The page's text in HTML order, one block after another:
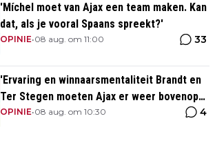
'Míchel moet van Ajax een team maken. Kan
dat, als je vooral Spaans spreekt?'
OPINIE•08 aug. om 11:00 33
'Ervaring en winnaarsmentaliteit Brandt en
Ter Stegen moeten Ajax er weer bovenop
helpen'
OPINIE•08 aug. om 10:30 4